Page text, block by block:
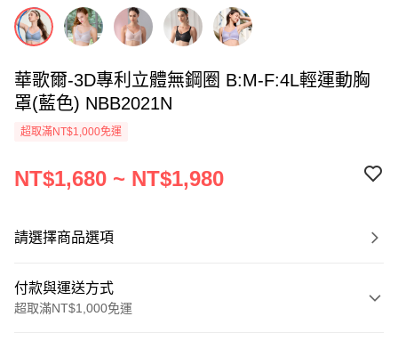
華歌爾-3D專利立體無鋼圈 B:M-F:4L輕運動胸
罩(藍色) NBB2021N
超取滿NT$1,000免運
NT$1,680 ~ NT$1,980
請選擇商品選項
付款與運送方式
超取滿NT$1,000免運